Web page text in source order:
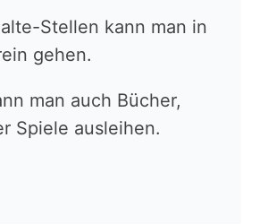
Stellen kann man in
gehen.
man auch Bücher,
Spiele ausleihen.